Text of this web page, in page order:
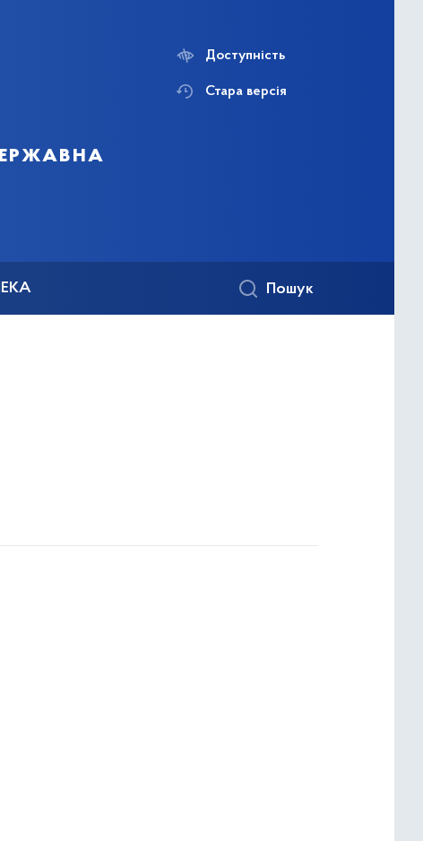
Доступність
Стара версія
Пошук